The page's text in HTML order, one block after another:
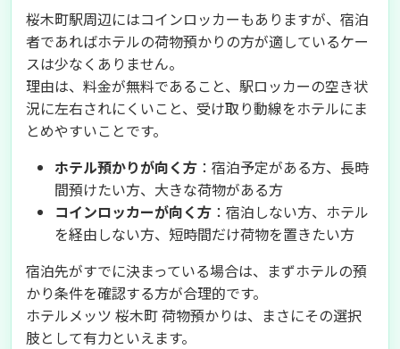
桜木町駅周辺にはコインロッカーもありますが、宿泊
者であればホテルの荷物預かりの方が適しているケー
スは少なくありません。
理由は、料金が無料であること、駅ロッカーの空き状
況に左右されにくいこと、受け取り動線をホテルにま
とめやすいことです。
ホテル預かりが向く方 ：宿泊予定がある方、長時
間預けたい方、大きな荷物がある方
コインロッカーが向く方 ：宿泊しない方、ホテル
を経由しない方、短時間だけ荷物を置きたい方
宿泊先がすでに決まっている場合は、まずホテルの預
かり条件を確認する方が合理的です。
ホテルメッツ 桜木町 荷物預かりは、まさにその選択
肢として有力といえます。